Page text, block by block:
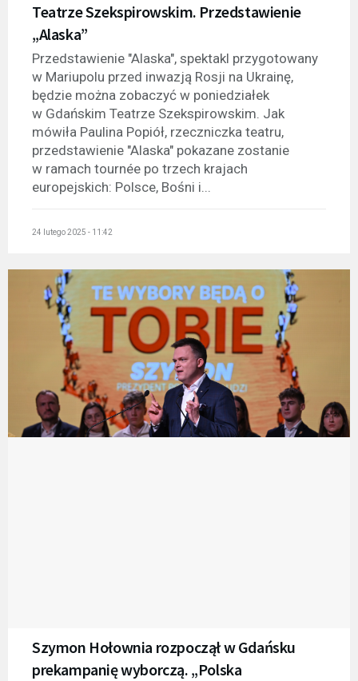
Teatrze Szekspirowskim. Przedstawienie
„Alaska”
Przedstawienie "Alaska", spektakl przygotowany
w Mariupolu przed inwazją Rosji na Ukrainę,
będzie można zobaczyć w poniedziałek
w Gdańskim Teatrze Szekspirowskim. Jak
mówiła Paulina Popiół, rzeczniczka teatru,
przedstawienie "Alaska" pokazane zostanie
w ramach tournée po trzech krajach
europejskich: Polsce, Bośni i...
24 lutego 2025 - 11:42
Szymon Hołownia rozpoczął w Gdańsku
prekampanię wyborczą. „Polska